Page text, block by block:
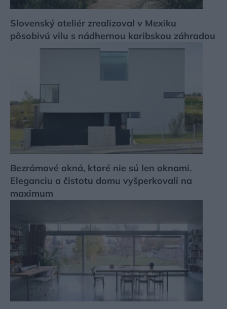
Slovenský ateliér zrealizoval v Mexiku
pôsobivú vilu s nádhernou karibskou záhradou
Bezrámové okná, ktoré nie sú len oknami.
Eleganciu a čistotu domu vyšperkovali na
maximum